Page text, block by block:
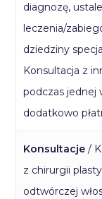
diagnozę,
leczenia/
dziedziny
Konsultacja z
podczas jednej
dodatkowo
Konsultacje /
z chirurgii
odtwórczej